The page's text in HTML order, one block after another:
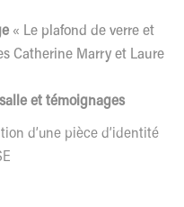
« Le plafond de verre et
Catherine Marry et Laure
et témoignages
d’une pièce d’identité